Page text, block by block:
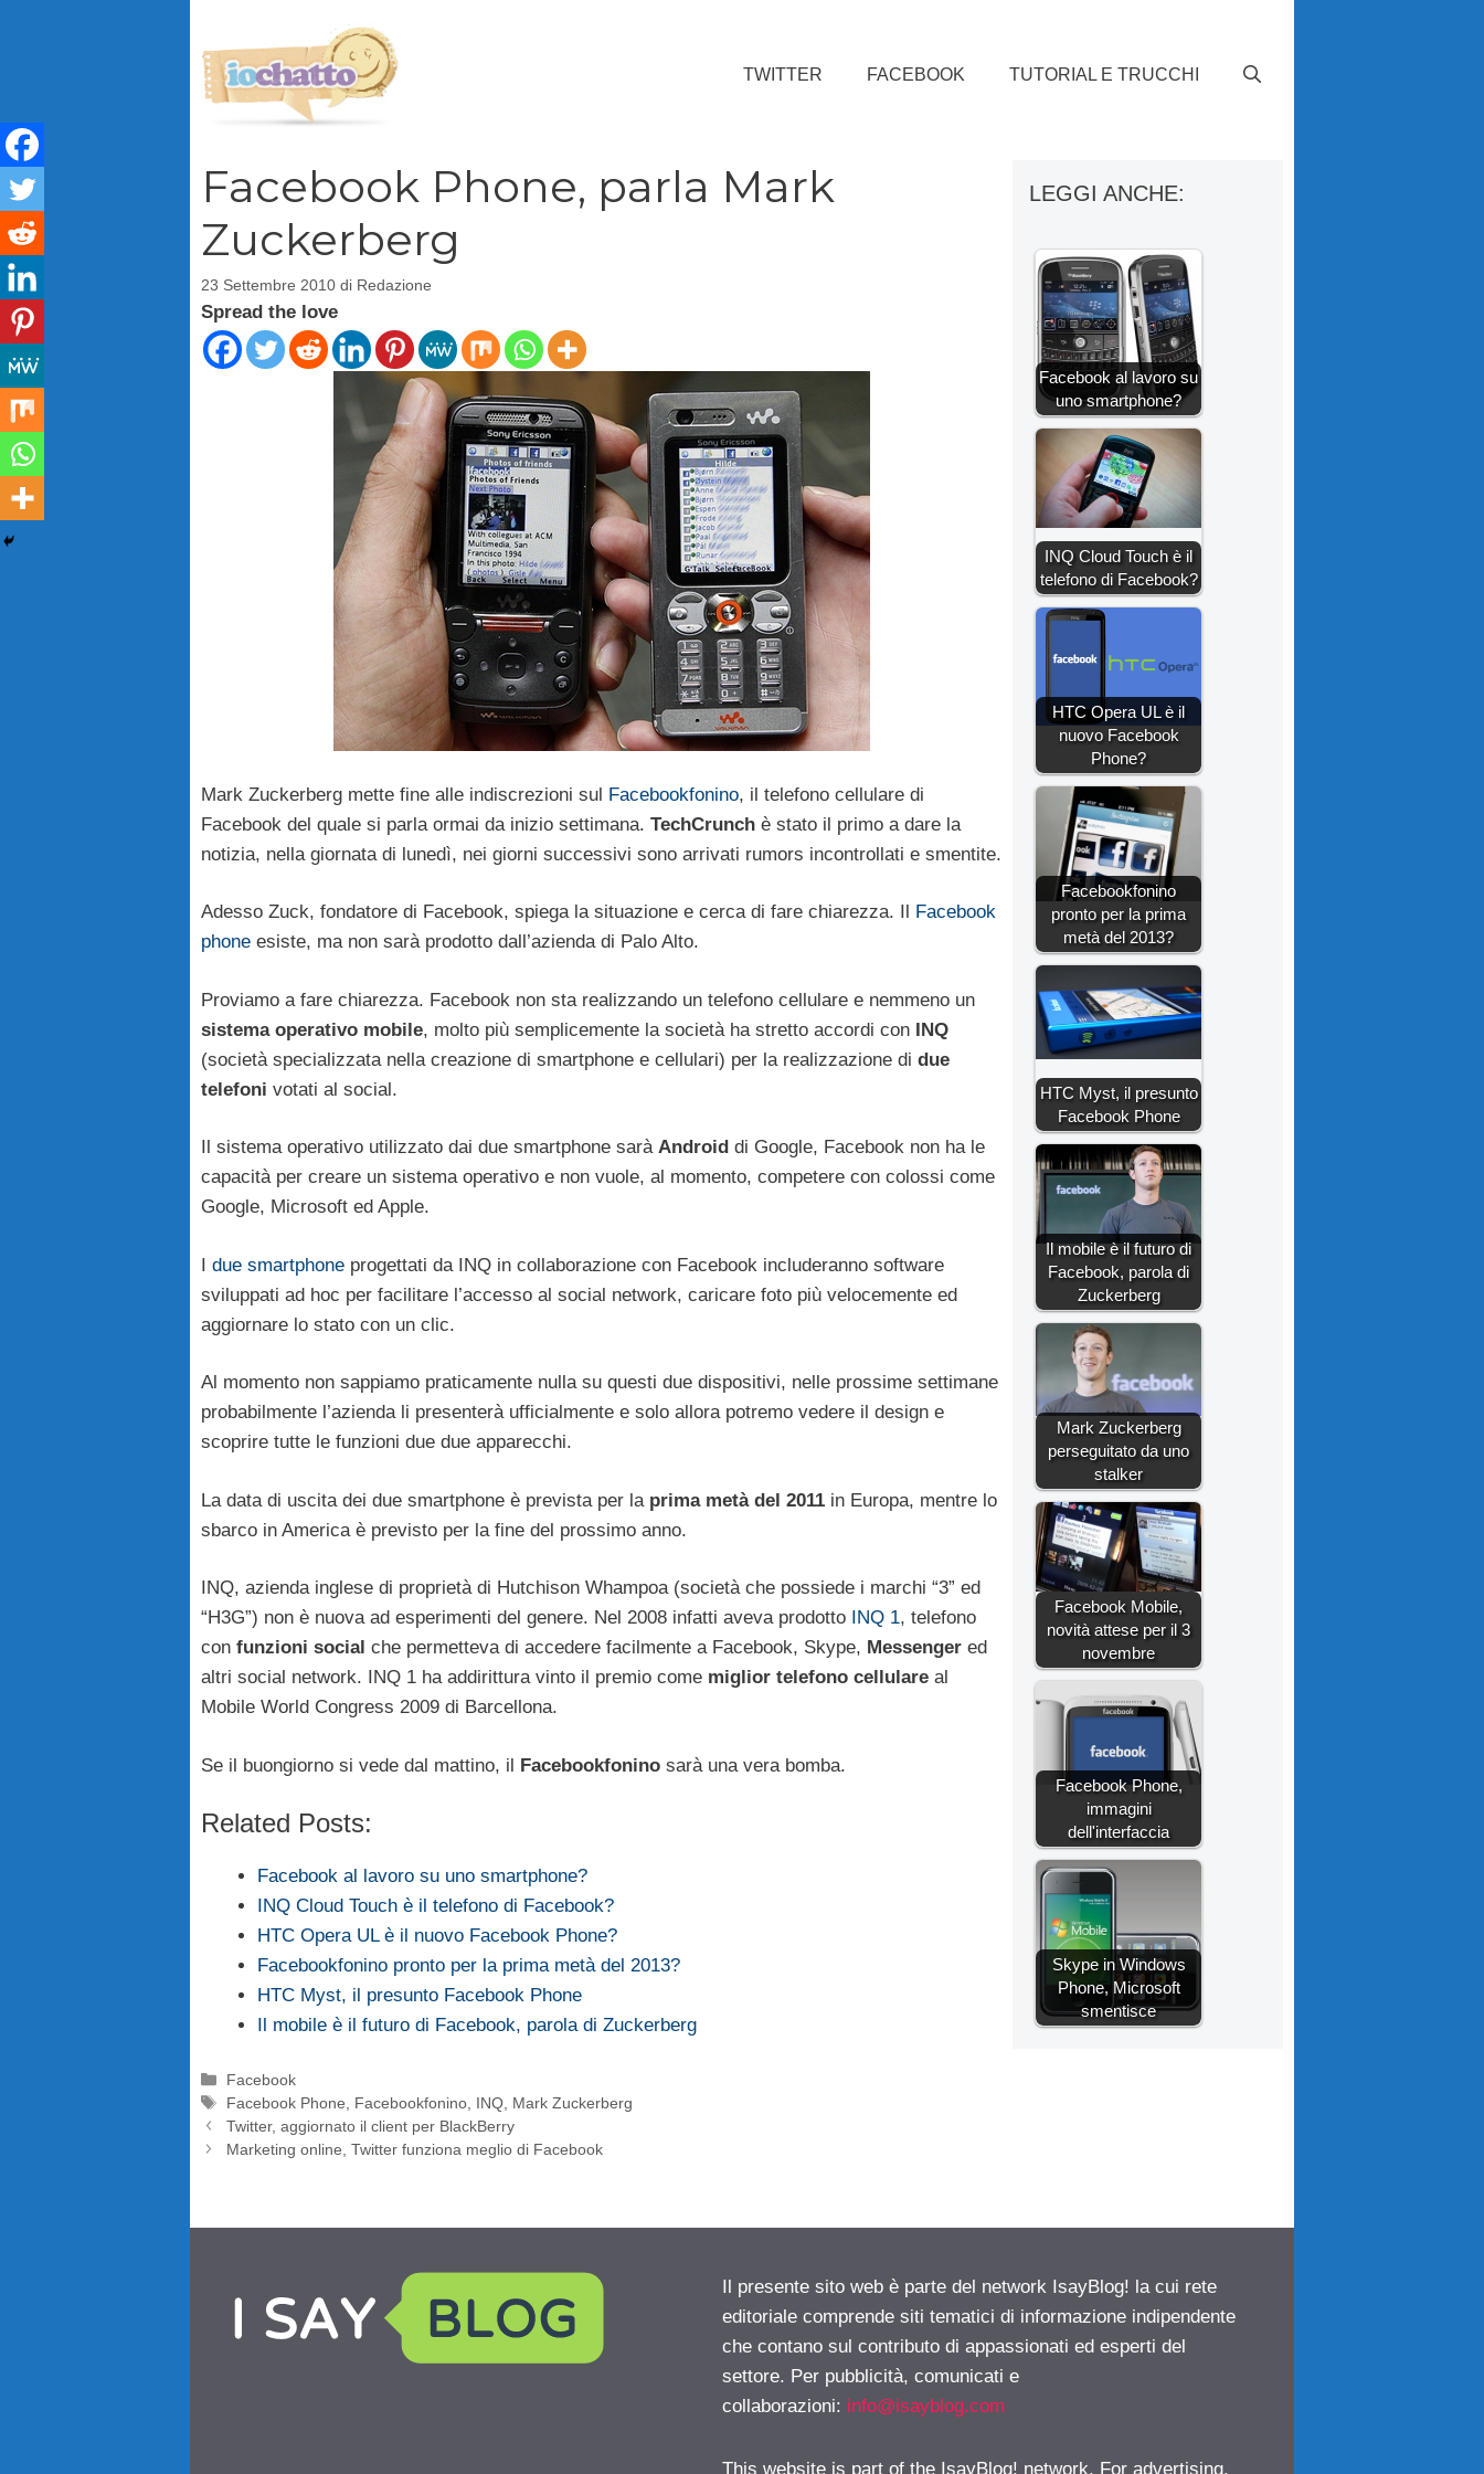
TWITTER FACEBOOK TUTORIAL E TRUCCHI
Facebook Phone, parla Mark
Zuckerberg
23 Settembre 2010 di Redazione
Spread the love
Mark Zuckerberg mette fine alle indiscrezioni sul Facebookfonino, il telefono cellulare di
Facebook del quale si parla ormai da inizio settimana. TechCrunch è stato il primo a dare la
notizia, nella giornata di lunedì, nei giorni successivi sono arrivati rumors incontrollati e smentite.
Adesso Zuck, fondatore di Facebook, spiega la situazione e cerca di fare chiarezza. Il
Facebook
phone esiste, ma non sarà prodotto dall’azienda di Palo Alto.
Proviamo a fare chiarezza. Facebook non sta realizzando un telefono cellulare e nemmeno un
sistema operativo mobile, molto più semplicemente la società ha stretto accordi con INQ
(società specializzata nella creazione di smartphone e cellulari) per la realizzazione di due
telefoni votati al social.
Il sistema operativo utilizzato dai due smartphone sarà Android di Google, Facebook non ha le
capacità per creare un sistema operativo e non vuole, al momento, competere con colossi come
Google, Microsoft ed Apple.
I due smartphone progettati da INQ in collaborazione con Facebook includeranno software
sviluppati ad hoc per facilitare l’accesso al social network, caricare foto più velocemente ed
aggiornare lo stato con un clic.
Al momento non sappiamo praticamente nulla su questi due dispositivi, nelle prossime settimane
probabilmente l’azienda li presenterà ufficialmente e solo allora potremo vedere il design e
scoprire tutte le funzioni due due apparecchi.
La data di uscita dei due smartphone è prevista per la prima metà del 2011 in Europa, mentre lo
sbarco in America è previsto per la fine del prossimo anno.
INQ, azienda inglese di proprietà di Hutchison Whampoa (società che possiede i marchi “3” ed
“H3G”) non è nuova ad esperimenti del genere. Nel 2008 infatti aveva prodotto
INQ 1, telefono
con funzioni social che permetteva di accedere facilmente a Facebook, Skype, Messenger ed
altri social network. INQ 1 ha addirittura vinto il premio come miglior telefono cellulare al
Mobile World Congress 2009 di Barcellona.
Se il buongiorno si vede dal mattino, il Facebookfonino sarà una vera bomba.
Related Posts:
Facebook al lavoro su uno smartphone?
INQ Cloud Touch è il telefono di Facebook?
HTC Opera UL è il nuovo Facebook Phone?
Facebookfonino pronto per la prima metà del 2013?
HTC Myst, il presunto Facebook Phone
Il mobile è il futuro di Facebook, parola di Zuckerberg
Categorie
Facebook
Tag
Facebook Phone Facebookfonino INQ Mark Zuckerberg
Twitter, aggiornato il client per BlackBerry
Marketing online, Twitter funziona meglio di Facebook
LEGGI ANCHE:
Facebook al lavoro su
uno smartphone?
INQ Cloud Touch è il
telefono di Facebook?
HTC Opera UL è il
nuovo Facebook
Phone?
Facebookfonino
pronto per la prima
metà del 2013?
HTC Myst, il presunto
Facebook Phone
Il mobile è il futuro di
Facebook, parola di
Zuckerberg
Mark Zuckerberg
perseguitato da uno
stalker
Facebook Mobile,
novità attese per il 3
novembre
Facebook Phone,
immagini
dell'interfaccia
Skype in Windows
Phone, Microsoft
smentisce
Il presente sito web è parte del network IsayBlog! la cui rete
editoriale comprende siti tematici di informazione indipendente
che contano sul contributo di appassionati ed esperti del
settore. Per pubblicità, comunicati e
collaborazioni: info@isayblog.com
This website is part of the IsayBlog! network. For advertising,